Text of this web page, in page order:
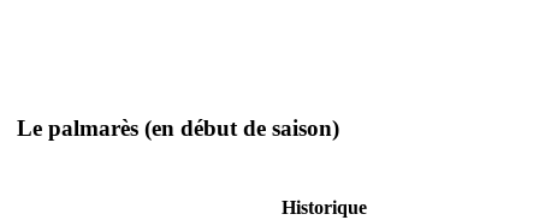
Le palmarès (en début de saison)
Historique